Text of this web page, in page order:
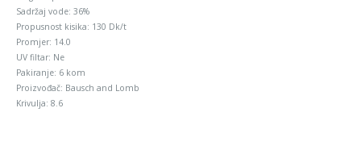
Sadržaj vode: 36%
Propusnost kisika: 130 Dk/t
Promjer: 14.0
UV filtar: Ne
Pakiranje: 6 kom
Proizvođač: Bausch and Lomb
Krivulja: 8.6